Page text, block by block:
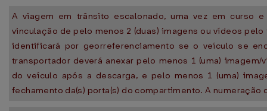
A viagem em trânsito escalonado, uma vez em curso e
vinculação de pelo menos 2 (duas) imagens ou vídeos
identificará por georreferenciamento se o veículo se
transportador deverá anexar pelo menos 1 (uma)
do veículo após a descarga, e pelo menos 1 (uma)
fechamento da(s) porta(s) do compartimento. A numeração